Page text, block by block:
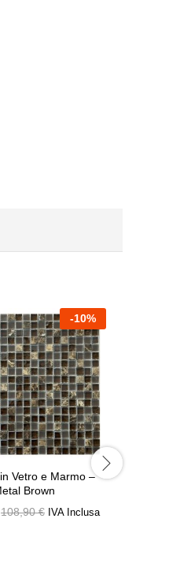
-10%
Vetro e Marmo –
Brown
108,90€ IVA Inclusa